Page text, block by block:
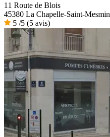
11 Route de Blois
45380 La Chapelle-Saint-Mesmin
5 /5 (5 avis)